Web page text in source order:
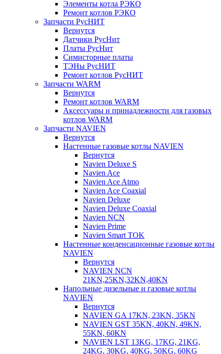
Элементы котла РЭКО
Ремонт котлов РЭКО
Запчасти РусНИТ
Вернутся
Датчики РусНит
Платы РусНит
Симисторные платы
ТЭНы РусНИТ
Ремонт котлов РусНИТ
Запчасти WARM
Вернутся
Ремонт котлов WARM
Аксессуары и принадлежности для газовых
котлов WARM
Запчасти NAVIEN
Вернутся
Настенные газовые котлы NAVIEN
Вернутся
Navien Deluxe S
Navien Ace
Navien Ace Atmo
Navien Ace Coaxial
Navien Deluxe
Navien Deluxe Coaxial
Navien NCN
Navien Prime
Navien Smart TOK
Настенные конденсационные газовые котлы
NAVIEN
Вернутся
NAVIEN NCN
21KN,25KN,32KN,40KN
Напольные дизельные и газовые котлы
NAVIEN
Вернутся
NAVIEN GA 17KN, 23KN, 35KN
NAVIEN GST 35KN, 40KN, 49KN,
55KN, 60KN
NAVIEN LST 13KG, 17KG, 21KG,
24KG, 30KG, 40KG, 50KG, 60KG